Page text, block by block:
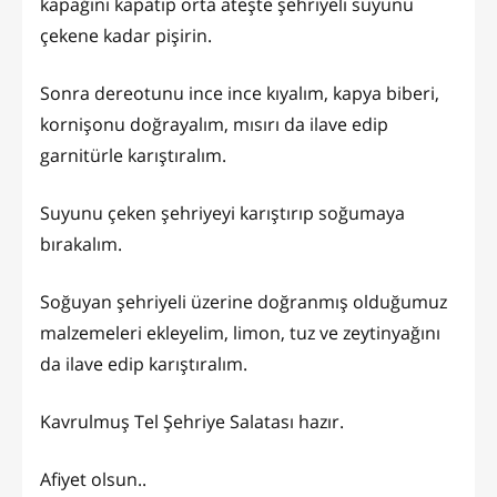
çekene kadar pişirin.
Sonra dereotunu ince ince kıyalım, kapya biberi,
kornişonu doğrayalım, mısırı da ilave edip
garnitürle karıştıralım.
Suyunu çeken şehriyeyi karıştırıp soğumaya
bırakalım.
Soğuyan şehriyeli üzerine doğranmış olduğumuz
malzemeleri ekleyelim, limon, tuz ve zeytinyağını
da ilave edip karıştıralım.
Kavrulmuş Tel Şehriye Salatası hazır.
Afiyet olsun..